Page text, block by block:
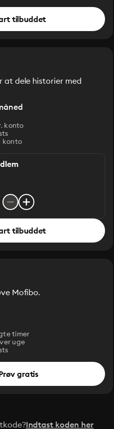
tilbuddet
at dele historier med
konto
konto
tilbuddet
Mofibo.
timer
uge
gratis
Indtast koden her